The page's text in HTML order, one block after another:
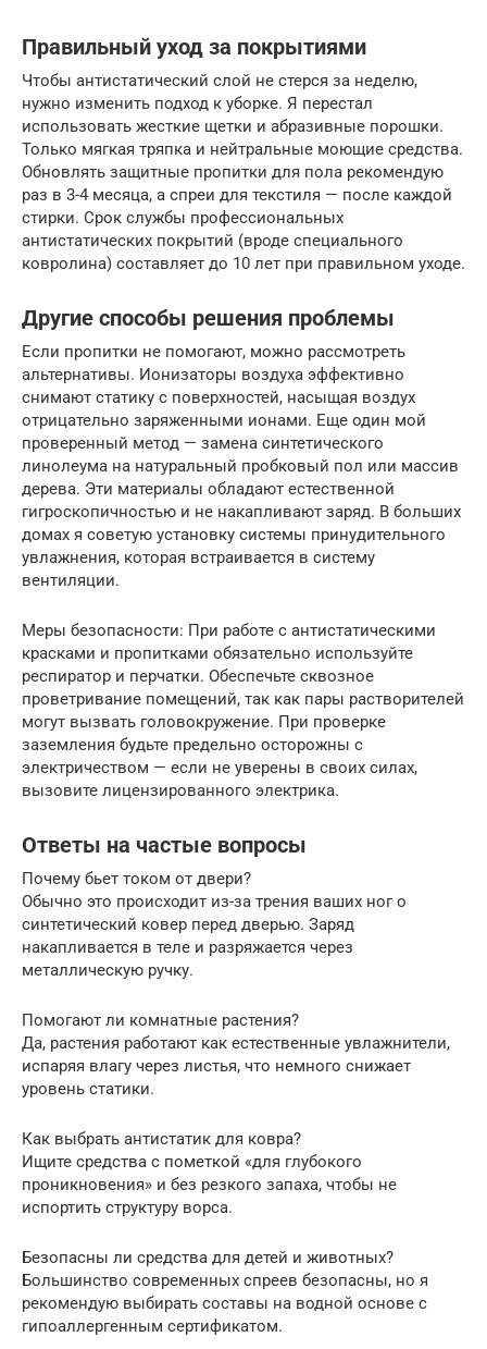
Правильный уход за покрытиями
Чтобы антистатический слой не стерся за неделю,
нужно изменить подход к уборке. Я перестал
использовать жесткие щетки и абразивные порошки.
Только мягкая тряпка и нейтральные моющие средства.
Обновлять защитные пропитки для пола рекомендую
раз в 3-4 месяца, а спреи для текстиля — после каждой
стирки. Срок службы профессиональных
антистатических покрытий (вроде специального
ковролина) составляет до 10 лет при правильном уходе.
Другие способы решения проблемы
Если пропитки не помогают, можно рассмотреть
альтернативы. Ионизаторы воздуха эффективно
снимают статику с поверхностей, насыщая воздух
отрицательно заряженными ионами. Еще один мой
проверенный метод — замена синтетического
линолеума на натуральный пробковый пол или массив
дерева. Эти материалы обладают естественной
гигроскопичностью и не накапливают заряд. В больших
домах я советую установку системы принудительного
увлажнения, которая встраивается в систему
вентиляции.
Меры безопасности: При работе с антистатическими
красками и пропитками обязательно используйте
респиратор и перчатки. Обеспечьте сквозное
проветривание помещений, так как пары растворителей
могут вызвать головокружение. При проверке
заземления будьте предельно осторожны с
электричеством — если не уверены в своих силах,
вызовите лицензированного электрика.
Ответы на частые вопросы
Почему бьет током от двери?
Обычно это происходит из-за трения ваших ног о
синтетический ковер перед дверью. Заряд
накапливается в теле и разряжается через
металлическую ручку.
Помогают ли комнатные растения?
Да, растения работают как естественные увлажнители,
испаряя влагу через листья, что немного снижает
уровень статики.
Как выбрать антистатик для ковра?
Ищите средства с пометкой «для глубокого
проникновения» и без резкого запаха, чтобы не
испортить структуру ворса.
Безопасны ли средства для детей и животных?
Большинство современных спреев безопасны, но я
рекомендую выбирать составы на водной основе с
гипоаллергенным сертификатом.